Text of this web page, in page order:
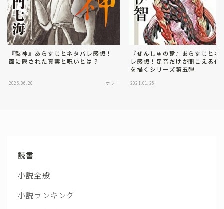
『裂神』あらすじとネタバレ感想！
面に隠された真実と呪いとは？
2026.06.20 ホラー
『ぜんしゅの跫』あらすじとネ
レ感想！足音だけが聞こえる化
を描くシリーズ第五弾
2021.01.25
読書
小説全般
小説ランキング